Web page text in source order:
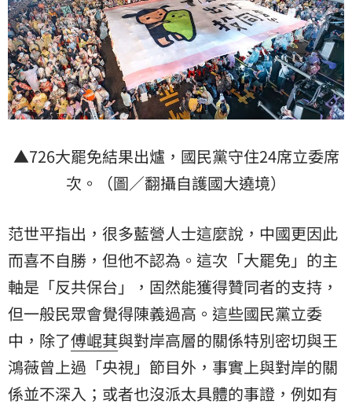
▲726大罷免結果出爐，國民黨守住24席立委席
次。（圖／翻攝自護國大遶境）
范世平指出，很多藍營人士這麼說，中國更因此
而喜不自勝，但他不認為。這次「大罷免」的主
軸是「反共保台」，固然能獲得贊同者的支持，
但一般民眾會覺得陳義過高。這些國民黨立委
中，除了傅崐萁與對岸高層的關係特別密切與王
鴻薇曾上過「央視」節目外，事實上與對岸的關
係並不深入；或者也沒派太具體的事證，例如有